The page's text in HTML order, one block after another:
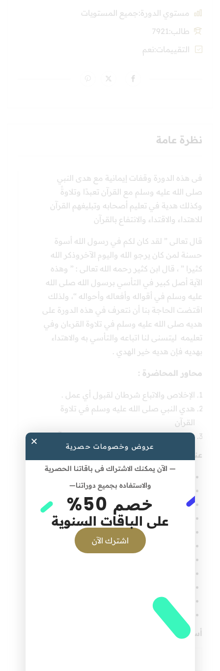
نظرة عامة
فى هذه الدورة وقفات إيمانية مع هدى النبي
صلى الله عليه وسلم مع القرآن تعبدًا وتلاوةً
وكذلك هدية في تعليم أصحابه وتبليغهم القرآن
للاهتداء والاقتداء والانتفاع بالقرآن
قال تعالى ” لقد كان لكم في رسول الله أسوة
حسنة لمن كان يرجو الله واليوم الآخروذكر الله
كثيرا ” ، قال ابن كثير رحمه الله تعالى : ” وهذه
الآية أصل كبير في التأسي برسول الله صلى الله
عليه وسلم في أقواله وأفعاله وأحواله “، ولذلك
اقتضت الحاجة بنا أن نتعرف في هذه الدورة على
هديه صلى الله عليه وسلم في تلاوة القرءان وفي
تعليمه ليتسنى لنا اتباعه والتأسي به والاهتداء
بهديه فإن هديه خير الهدي .
محاور المحاضرة :
الإخلاص والاتباع شرطان لقبول أي عمل .
هدي النبي صلى الله عليه وسلم في تلاوة
القرآن
هدي النبي صلى الله وسلم في تعليم القرآن
عناصر المحور الثانى:
التقطيع
الربط الواقعي
الإسقاط على النفس
أسماء مراجع مساعدة في موضوع المحاضرة :
مستوي الدورة جميع المستويات
طالب 7921
التقييمات نعم
عروض وخصومات حصرية
— الآن يمكنك الاشتراك فى باقاتنا الحصرية
والاستفاده بجميع دوراتنا—
خصم 50%
على الباقات السنوية
اشترك الآن